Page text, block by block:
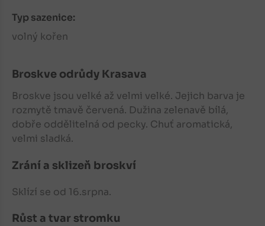
Typ sazenice:
volný kořen
Broskve odrůdy Krasava
Broskve jsou velké až velmi velké. Jejich barva je
rozmytě tmavě červená. Dužina zelenavě bílá,
dobře oddělitelná od pecky. Chuť aromatická,
velmi sladká.
Zrání a sklizeň broskví
Sklízí se od 16.srpna.
Růst a tvar stromku